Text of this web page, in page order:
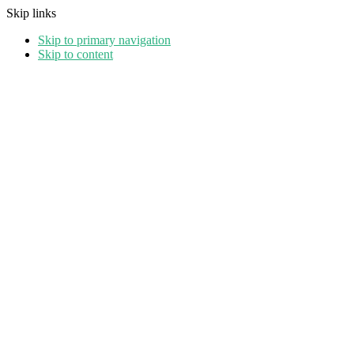
Skip links
Skip to primary navigation
Skip to content